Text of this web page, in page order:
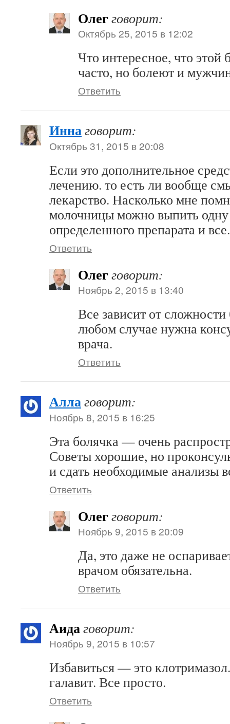
Олегговорит:
Октябрь 25, 2015 в 12:02
Что интересное, что этой
часто, но болеют и
Ответить
Иннаговорит:
Октябрь 31, 2015 в 20:08
Если это дополнительное
лечению. то есть ли вообще
лекарство. Насколько мне
молочницы можно выпить одну
определенного препарата и все.
Ответить
Олегговорит:
Ноябрь 2, 2015 в 13:40
Все зависит от
любом случае нужна
врача.
Ответить
Аллаговорит:
Ноябрь 8, 2015 в 16:25
Эта болячка — очень
Советы хорошие, но
и сдать необходимые анализы
Ответить
Олегговорит:
Ноябрь 9, 2015 в 20:09
Да, это даже не
врачом обязательна.
Ответить
Аидаговорит:
Ноябрь 9, 2015 в 10:57
Избавиться — это
галавит. Все просто.
Ответить